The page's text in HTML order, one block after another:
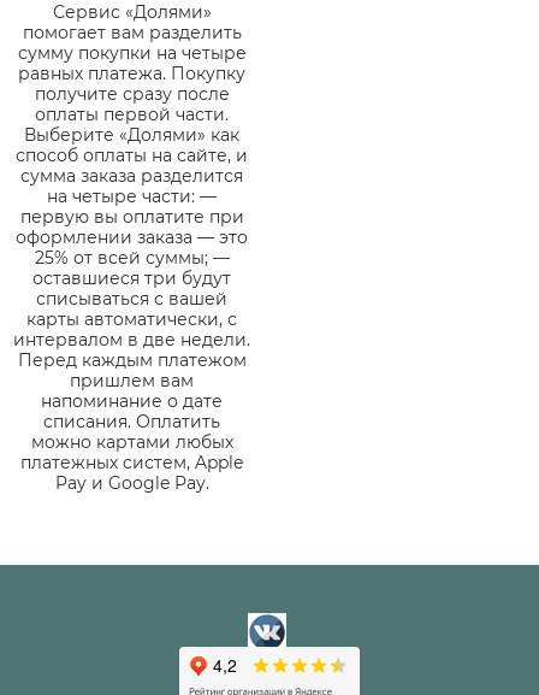
Сервис «Долями»
помогает вам разделить
сумму покупки на четыре
равных платежа. Покупку
получите сразу после
оплаты первой части.
Выберите «Долями» как
способ оплаты на сайте, и
сумма заказа разделится
на четыре части: —
первую вы оплатите при
оформлении заказа — это
25% от всей суммы; —
оставшиеся три будут
списываться с вашей
карты автоматически, с
интервалом в две недели.
Перед каждым платежом
пришлем вам
напоминание о дате
списания. Оплатить
можно картами любых
платежных систем, Apple
Pay и Google Pay.